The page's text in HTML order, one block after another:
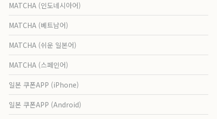
MATCHA (인도네시아어)
MATCHA (베트남어)
MATCHA (쉬운 일본어)
MATCHA (스페인어)
일본 쿠폰APP (iPhone)
일본 쿠폰APP (Android)